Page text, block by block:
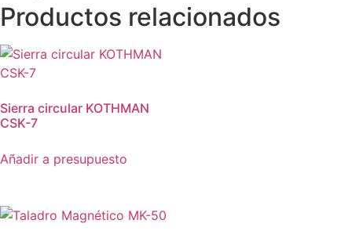
Productos relacionados
Sierra circular KOTHMAN
CSK-7
Añadir a presupuesto